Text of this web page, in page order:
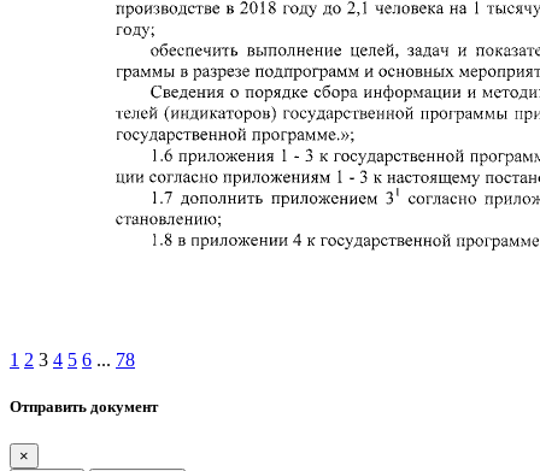
1 2 3 4 5 6 ... 78
Отправить документ
×